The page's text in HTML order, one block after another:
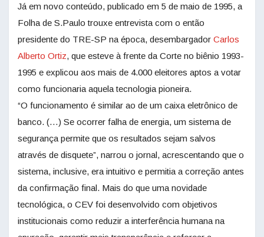
Já em novo conteúdo, publicado em 5 de maio de 1995, a
Folha de S.Paulo trouxe entrevista com o então
presidente do TRE-SP na época, desembargador Carlos
Alberto Ortiz, que esteve à frente da Corte no biênio 1993-
1995 e explicou aos mais de 4.000 eleitores aptos a votar
como funcionaria aquela tecnologia pioneira.
“O funcionamento é similar ao de um caixa eletrônico de
banco. (…) Se ocorrer falha de energia, um sistema de
segurança permite que os resultados sejam salvos
através de disquete”, narrou o jornal, acrescentando que o
sistema, inclusive, era intuitivo e permitia a correção antes
da confirmação final. Mais do que uma novidade
tecnológica, o CEV foi desenvolvido com objetivos
institucionais como reduzir a interferência humana na